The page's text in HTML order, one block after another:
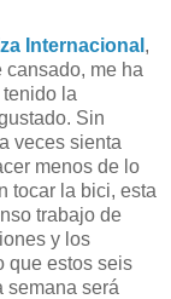
Internacional ,
cansado, me ha
la
Sin
veces sienta
menos de lo
tocar la bici, esta
trabajo de
y los
que estos seis
semana será